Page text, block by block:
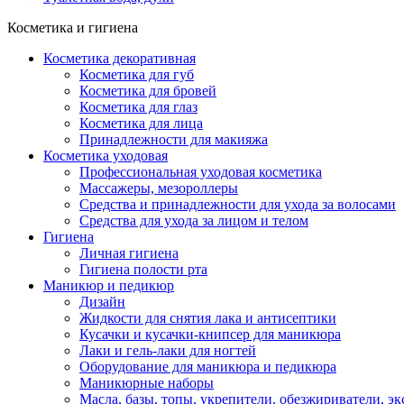
Косметика и гигиена
Косметика декоративная
Косметика для губ
Косметика для бровей
Косметика для глаз
Косметика для лица
Принадлежности для макияжа
Косметика уходовая
Профессиональная уходовая косметика
Массажеры, мезороллеры
Средства и принадлежности для ухода за волосами
Средства для ухода за лицом и телом
Гигиена
Личная гигиена
Гигиена полости рта
Маникюр и педикюр
Дизайн
Жидкости для снятия лака и антисептики
Кусачки и кусачки-книпсер для маникюра
Лаки и гель-лаки для ногтей
Оборудование для маникюра и педикюра
Маникюрные наборы
Масла, базы, топы, укрепители, обезжириватели,